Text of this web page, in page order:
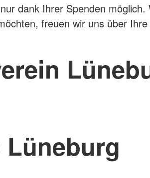
dank Ihrer Spenden möglich.
freuen wir uns über